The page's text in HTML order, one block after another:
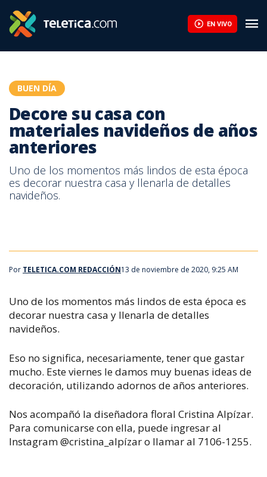
EN VIVO
BUEN DÍA
Decore su casa con
materiales navideños de años
anteriores
Uno de los momentos más lindos de esta época
es decorar nuestra casa y llenarla de detalles
navideños.
Por TELETICA.COM REDACCIÓN13 de noviembre de 2020, 9:25 AM
Uno de los momentos más lindos de esta época es
decorar nuestra casa y llenarla de detalles
navideños.
Eso no significa, necesariamente, tener que gastar
mucho. Este viernes le damos muy buenas ideas de
decoración, utilizando adornos de años anteriores.
Nos acompañó la diseñadora floral Cristina Alpízar.
Para comunicarse con ella, puede ingresar al
Instagram @cristina_alpízar o llamar al 7106-1255.